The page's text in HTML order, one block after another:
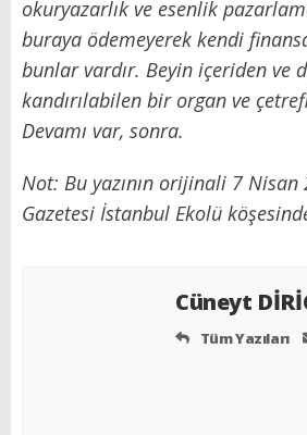
okuryazarlık ve esenlik
buraya ödemeyerek kendi
bunlar vardır. Beyin içeriden ve
kandırılabilen bir organ ve
Devamı var, sonra.
Not: Bu yazının orijinali 7 Nisan
Gazetesi İstanbul Ekolü
Cüneyt
Tüm Yazıları